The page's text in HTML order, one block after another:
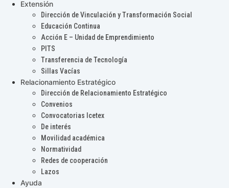
Extensión
Dirección de Vinculación y Transformación Social
Educación Continua
Acción E – Unidad de Emprendimiento
PITS
Transferencia de Tecnología
Sillas Vacías
Relacionamiento Estratégico
Dirección de Relacionamiento Estratégico
Convenios
Convocatorias Icetex
De interés
Movilidad académica
Normatividad
Redes de cooperación
Lazos
Ayuda